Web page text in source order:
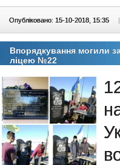
Опубліковано: 15-10-2018, 15:35 |
Впорядкування могили
ліцею №22